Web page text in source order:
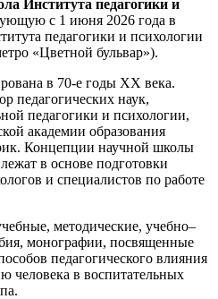
Института педагогики и
с 1 июня 2026 года в
педагогики и психологии
«Цветной бульвар»).
в 70-е годы XX века.
педагогических наук,
педагогики и психологии,
академии образования
Концепции научной школы
в основе подготовки
и специалистов по работе
методические, учебно–
монографии, посвященные
педагогического влияния
человека в воспитательных